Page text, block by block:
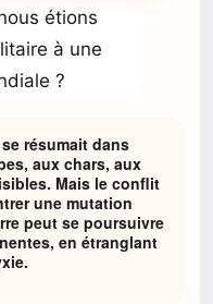
résumait dans
aux chars, aux
Mais le conflit
une mutation
peut se poursuivre
en étranglant